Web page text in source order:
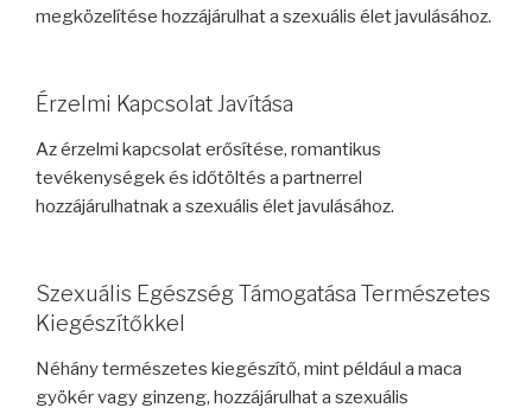
megközelítése hozzájárulhat a szexuális élet javulásához.
Érzelmi Kapcsolat Javítása
Az érzelmi kapcsolat erősítése, romantikus
tevékenységek és időtöltés a partnerrel
hozzájárulhatnak a szexuális élet javulásához.
Szexuális Egészség Támogatása Természetes
Kiegészítőkkel
Néhány természetes kiegészítő, mint például a maca
gyökér vagy ginzeng, hozzájárulhat a szexuális